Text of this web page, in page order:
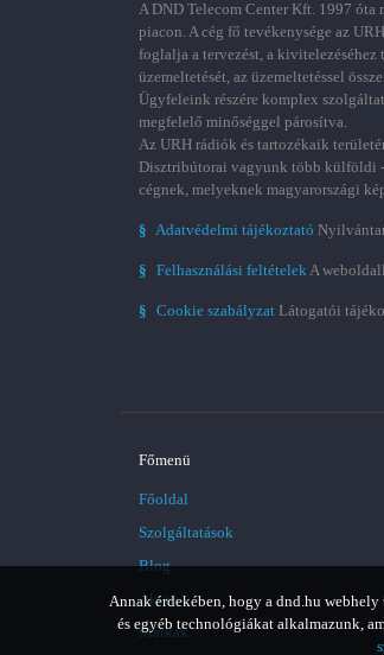
Annak érdekében, hogy a dnd.hu
és egyéb technológiákat alkalmazunk,
A DND Telecom Center Kft. 1997
piacon. A cég fő tevékenysége az
foglalja a tervezést, a
üzemeltetését, az üzemeltetéssel
Ügyfeleink részére komplex
megfelelő minőséggel párosítva.
Az URH rádiók és tartozékaik
Disztribútorai vagyunk több külföldi
cégnek, melyeknek magyarországi
§ Adatvédelmi tájékoztató
§ Felhasználási feltételekA
§ Cookie szabályzat Látogatói
Főmenü
Főoldal
Szolgáltatások
Blog
Akció
Márkák